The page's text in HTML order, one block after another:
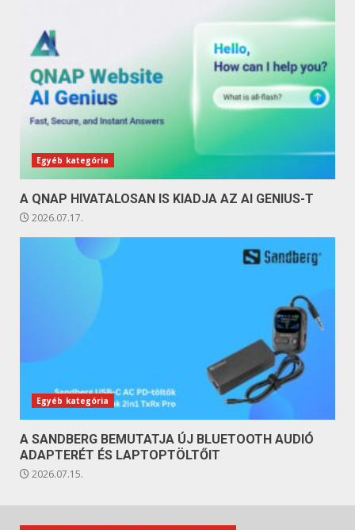
Egyéb kategória
A QNAP HIVATALOSAN IS KIADJA AZ AI GENIUS-T
2026.07.17.
Egyéb kategória
A SANDBERG BEMUTATJA ÚJ BLUETOOTH AUDIÓ
ADAPTERÉT ÉS LAPTOPTÖLTŐIT
2026.07.15.